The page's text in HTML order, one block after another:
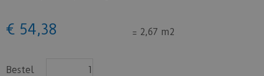
€ 54,38 = 2,67 m2
Bestel